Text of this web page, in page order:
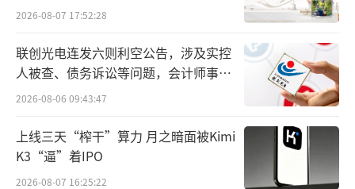
“超大泡面”是不是下一个风口？
总体来看，方便面品类当前面临多重增长
瓶颈。其中产品同质化严重，头部品牌更加依
赖经典口味，创新集中于“换包装+加量不加
价”，缺乏突破性创新。
因此，在食品板看来，针对露营、聚餐、
2026-08-07 17:52:28
联创光电连发六则利空公告，涉及实控
人被查、债务诉讼等问题，会计师事务
所曾出具“保留意见”
2026-08-06 09:43:47
上线三天“榨干”算力 月之暗面被Kimi
K3“逼”着IPO
2026-08-07 16:25:22